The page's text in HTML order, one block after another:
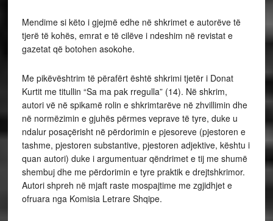
Mendime si këto i gjejmë edhe në shkrimet e autorëve të
tjerë të kohës, emrat e të cilëve i ndeshim në revistat e
gazetat që botohen asokohe.
Me pikëvështrim të përafërt është shkrimi tjetër i Donat
Kurtit me titullin “Sa ma pak rregulla” (14). Në shkrim,
autori vë në spikamë rolin e shkrimtarëve në zhvillimin dhe
në normëzimin e gjuhës përmes veprave të tyre, duke u
ndalur posaçërisht në përdorimin e pjesoreve (pjestoren e
tashme, pjestoren substantive, pjestoren adjektive, kështu i
quan autori) duke i argumentuar qëndrimet e tij me shumë
shembuj dhe me përdorimin e tyre praktik e drejtshkrimor.
Autori shpreh në mjaft raste mospajtime me zgjidhjet e
ofruara nga Komisia Letrare Shqipe.